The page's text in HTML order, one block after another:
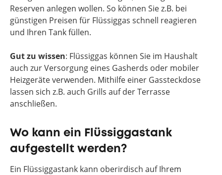
Reserven anlegen wollen. So können Sie z.B. bei
günstigen Preisen für Flüssiggas schnell reagieren
und Ihren Tank füllen.
Gut zu wissen: Flüssiggas können Sie im Haushalt
auch zur Versorgung eines Gasherds oder mobiler
Heizgeräte verwenden. Mithilfe einer Gassteckdose
lassen sich z.B. auch Grills auf der Terrasse
anschließen.
Wo kann ein Flüssiggastank
aufgestellt werden?
Ein Flüssiggastank kann oberirdisch auf Ihrem